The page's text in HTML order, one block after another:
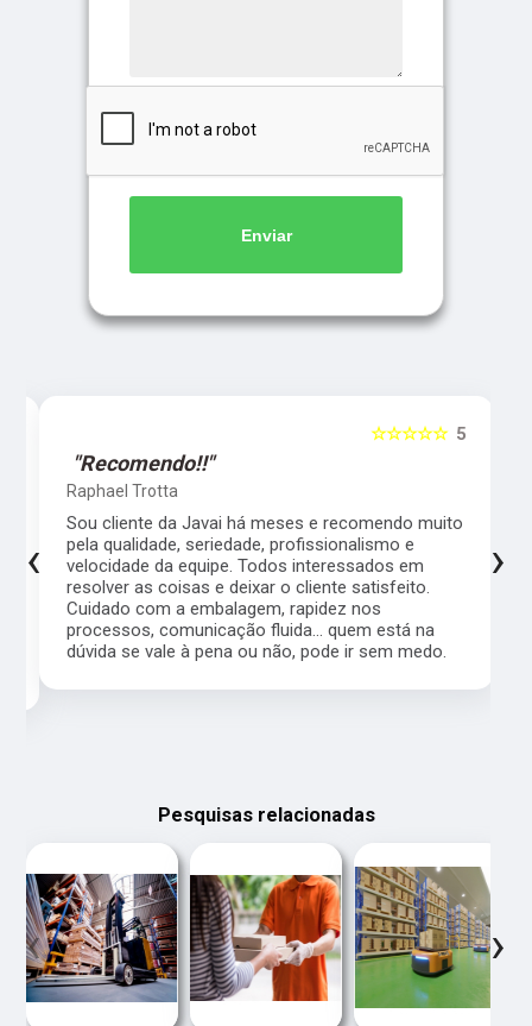
Enviar
5
☆☆☆☆☆
"Recomendo!!"
Raphael Trotta
Sou cliente da Javai há meses e recomendo muito
pela qualidade, seriedade, profissionalismo e
velocidade da equipe. Todos interessados em
resolver as coisas e deixar o cliente satisfeito.
Cuidado com a embalagem, rapidez nos
processos, comunicação fluida... quem está na
dúvida se vale à pena ou não, pode ir sem medo.
‹ ›
Pesquisas relacionadas
‹ ›